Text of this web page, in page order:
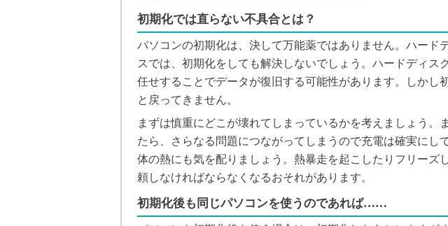
初期化では直らない不具合とは？
パソコンの初期化は、決して万能薬ではありません。ハード
スでは、初期化をしても解決しないでしょう。ハードディス
任せすることでデータが復旧する可能性があります。しかし
と戻ってきません。
まずは慎重にどこが壊れてしまっているかを考えましょう。
たら、さらなる問題につながってしまうので充電は確実にし
体の熱にも気を配りましょう。熱暴走を起こしたりフリーズ
頼しなければならなくなるおそれがあります。
初期化後も同じパソコンを使うのであれば……